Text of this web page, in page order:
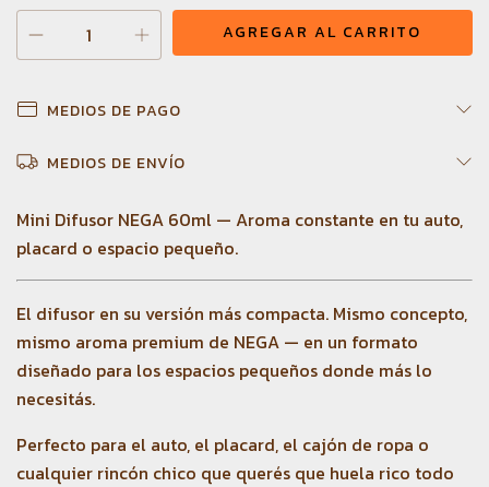
MEDIOS DE PAGO
MEDIOS DE ENVÍO
Mini Difusor NEGA 60ml — Aroma constante en tu auto,
placard o espacio pequeño.
El difusor en su versión más compacta. Mismo concepto,
mismo aroma premium de NEGA — en un formato
diseñado para los espacios pequeños donde más lo
necesitás.
Perfecto para el auto, el placard, el cajón de ropa o
cualquier rincón chico que querés que huela rico todo